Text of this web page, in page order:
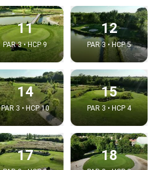
11
PAR 3 • HCP 9
12
PAR 3 • HCP 5
14
PAR 3 • HCP 10
15
PAR 3 • HCP 4
17 18